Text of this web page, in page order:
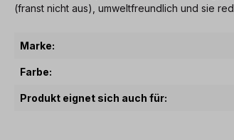
(franst nicht aus), umweltfreundlich und sie
Marke:
Farbe:
Produkt eignet sich auch für: